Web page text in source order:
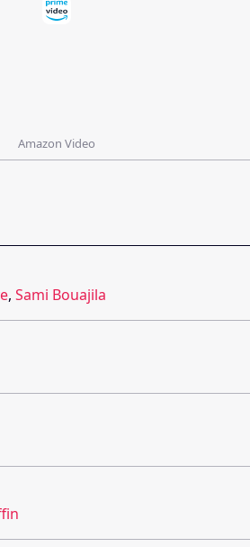
Amazon Video
, Sami Bouajila